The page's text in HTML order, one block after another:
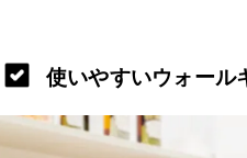
使いやすいウォール